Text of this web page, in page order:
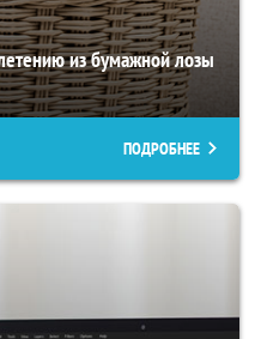
из бумажной лозы
ПОДРОБНЕЕ